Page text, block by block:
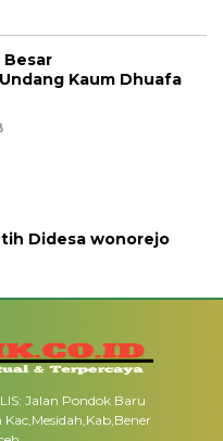
Besar
Kaum Dhuafa
Didesa wonorejo
Jalan Pondok Baru